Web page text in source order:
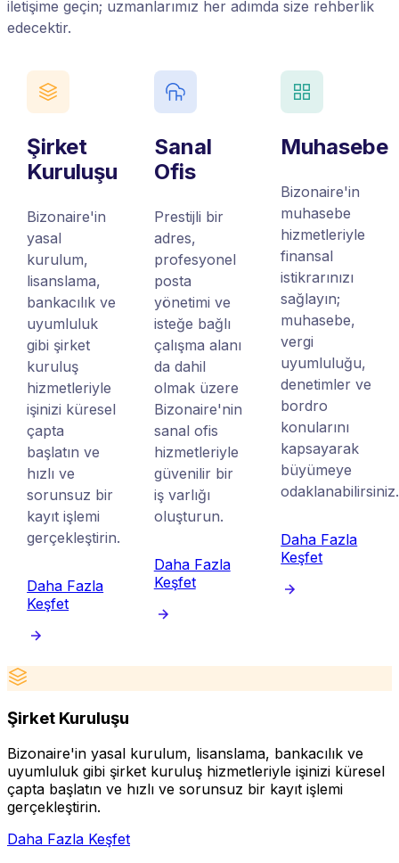
iletişime geçin; uzmanlarımız her adımda size rehberlik
edecektir.
Şirket
Kuruluşu
Bizonaire'in
yasal
kurulum,
lisanslama,
bankacılık ve
uyumluluk
gibi şirket
kuruluş
hizmetleriyle
işinizi küresel
çapta
başlatın ve
hızlı ve
sorunsuz bir
kayıt işlemi
gerçekleştirin.
Daha Fazla
Keşfet
Sanal
Ofis
Prestijli bir
adres,
profesyonel
posta
yönetimi ve
isteğe bağlı
çalışma alanı
da dahil
olmak üzere
Bizonaire'nin
sanal ofis
hizmetleriyle
güvenilir bir
iş varlığı
oluşturun.
Daha Fazla
Keşfet
Muhasebe
Bizonaire'in
muhasebe
hizmetleriyle
finansal
istikrarınızı
sağlayın;
muhasebe,
vergi
uyumluluğu,
denetimler ve
bordro
konularını
kapsayarak
büyümeye
odaklanabilirsiniz.
Daha Fazla
Keşfet
Şirket Kuruluşu
Bizonaire'in yasal kurulum, lisanslama, bankacılık ve
uyumluluk gibi şirket kuruluş hizmetleriyle işinizi küresel
çapta başlatın ve hızlı ve sorunsuz bir kayıt işlemi
gerçekleştirin.
Daha Fazla Keşfet